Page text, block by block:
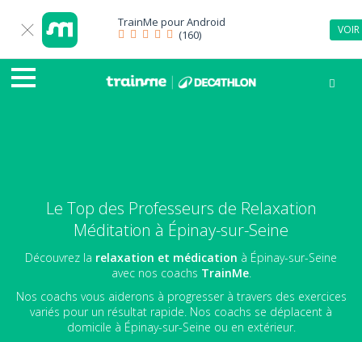
TrainMe pourAndroid
(160)
VOIR
Le Top des Professeurs de Relaxation
Méditation à Épinay-sur-Seine
Découvrez la relaxation et médication à Épinay-sur-Seine
avec nos coachs TrainMe.
Nos coachs vous aiderons à progresser à travers des exercices
variés pour un résultat rapide. Nos coachs se déplacent à
domicile à Épinay-sur-Seine ou en extérieur.